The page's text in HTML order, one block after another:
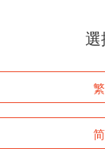
頁